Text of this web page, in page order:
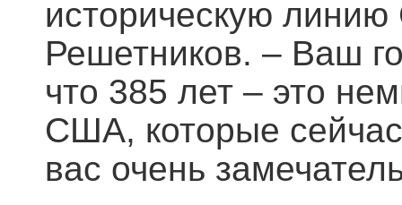
историческую
Решетников. – Ваш
что 385 лет – это
США, которые
вас очень